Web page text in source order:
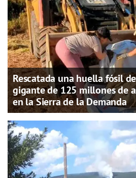
Rescatada una huella fósil
gigante de 125 millones de
en la Sierra de la Demanda